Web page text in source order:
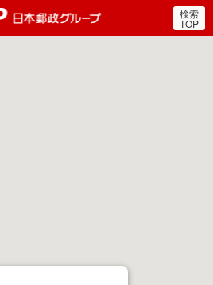
郵便局・日本郵政グルー
検索
TOP